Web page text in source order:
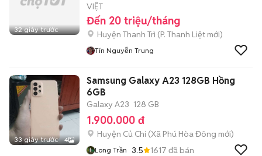
32 giây trước
VIỆT
Đến 20 triệu/tháng
Huyện Thanh Trì (P. Thanh Liệt mới)
Tín Nguyễn Trung
33 giây trước 4
Samsung Galaxy A23 128GB Hồng
6GB
Galaxy A23 128 GB
1.900.000 đ
Huyện Củ Chi (Xã Phú Hòa Đông mới)
Long Trần 3.5 1617 đã bán